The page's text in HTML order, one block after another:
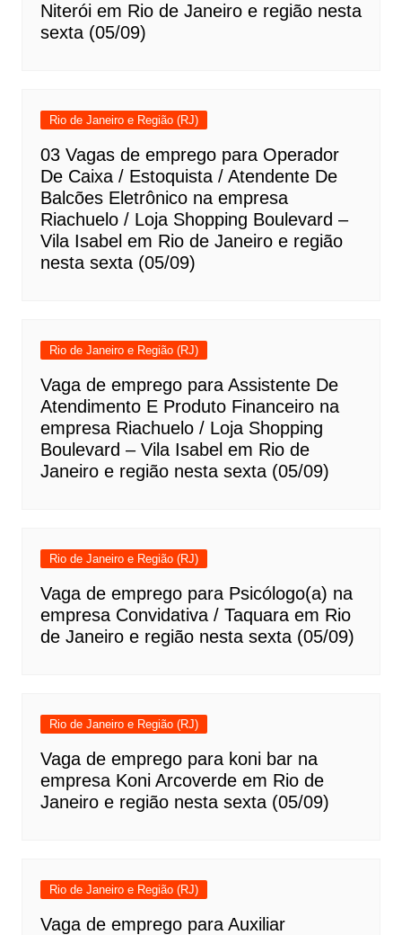
Niterói em Rio de Janeiro e região nesta
sexta (05/09)
Rio de Janeiro e Região (RJ)
03 Vagas de emprego para Operador
De Caixa / Estoquista / Atendente De
Balcões Eletrônico na empresa
Riachuelo / Loja Shopping Boulevard –
Vila Isabel em Rio de Janeiro e região
nesta sexta (05/09)
Rio de Janeiro e Região (RJ)
Vaga de emprego para Assistente De
Atendimento E Produto Financeiro na
empresa Riachuelo / Loja Shopping
Boulevard – Vila Isabel em Rio de
Janeiro e região nesta sexta (05/09)
Rio de Janeiro e Região (RJ)
Vaga de emprego para Psicólogo(a) na
empresa Convidativa / Taquara em Rio
de Janeiro e região nesta sexta (05/09)
Rio de Janeiro e Região (RJ)
Vaga de emprego para koni bar na
empresa Koni Arcoverde em Rio de
Janeiro e região nesta sexta (05/09)
Rio de Janeiro e Região (RJ)
Vaga de emprego para Auxiliar